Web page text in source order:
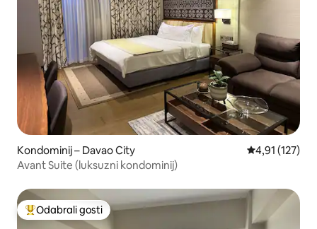
Kondominij – Davao City Prosječna
4,91 (127)
Avant Suite (luksuzni kondominij)
Među najviše rangiranima s oznakom „Odabrali gosti”
Odabrali gosti